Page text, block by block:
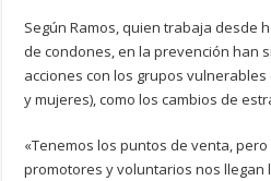
Según Ramos, quien trabaja desde
de condones, en la prevención han
acciones con los grupos
y mujeres), como los cambios de
«Tenemos los puntos de venta,
promotores y voluntarios nos llegan